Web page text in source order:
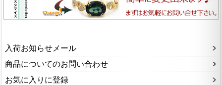
入荷お知らせメール
商品についてのお問い合わせ
お気に入りに登録